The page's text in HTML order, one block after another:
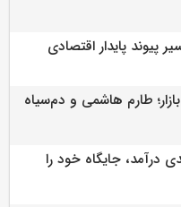
پیوند پایدار اقتصادی
طارم هاشمی و دم‌سیاه
رشد ۲۶ درصدی درآمد، جایگاه خود را